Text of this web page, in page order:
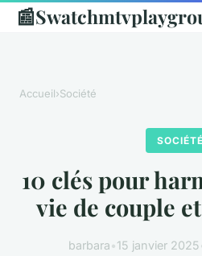
📰
Accueil›Société
SOCIÉTÉ
10 clés pour
vie de couple
barbara•15 janvier 2025